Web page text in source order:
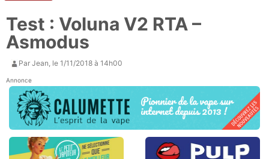
Test : Voluna V2 RTA –
Asmodus
Par Jean, le 1/11/2018 à 14h00
Annonce